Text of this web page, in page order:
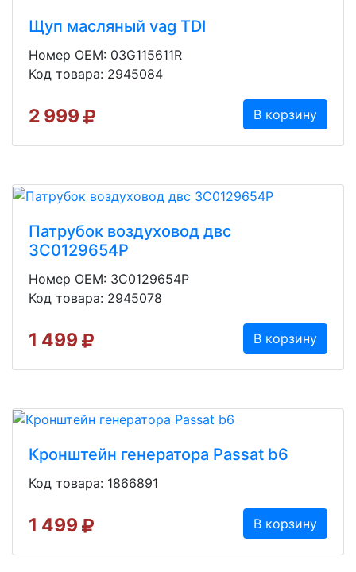
Щуп масляный vag TDI
Номер OEM: 03G115611R
Код товара: 2945084
2 999 В корзину
Патрубок воздуховод двс
3C0129654P
Номер OEM: 3C0129654P
Код товара: 2945078
1 499 В корзину
Кронштейн генератора Passat b6
Код товара: 1866891
1 499 В корзину